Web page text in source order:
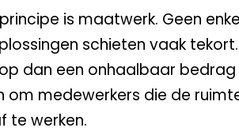
is maatwerk. Geen
schieten vaak
dan een onhaalbaar
om medewerkers die de
te werken.